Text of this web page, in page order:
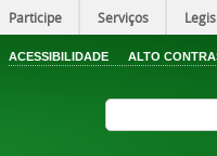
Participe Serviços
ACESSIBILIDADE ALTO